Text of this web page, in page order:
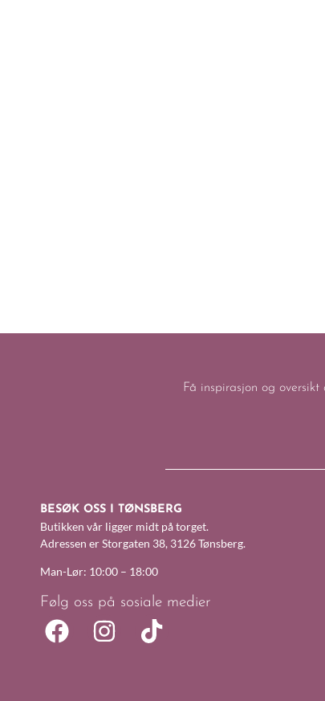
Få inspirasjon og
BESØK OSS I TØNSBERG
Butikken vår ligger midt på torget.
Adressen er Storgaten 38, 3126 Tønsberg.
Man-Lør: 10:00 – 18:00
Følg oss på sosiale medier